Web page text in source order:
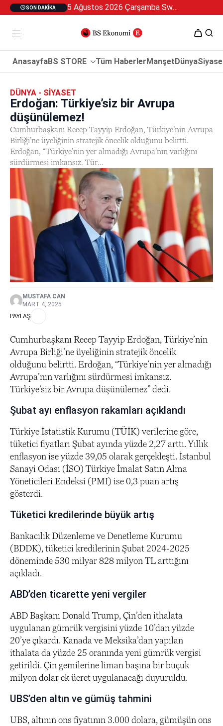
SON DAKIKA 5 Ağustos 2026 Çarşamba Swan Özel 2
AnasayfaBS STORE Tüm HaberlerManşetDünya
DÜNYA - SIYASET
Erdoğan: Türkiye’siz bir Avrupa
düşünülemez!
Cumhurbaşkanı Recep Tayyip Erdoğan, Türkiye’nin Avrupa
Birliği’ne üyeliğinin stratejik öncelik olduğunu belirtti.
Erdoğan, “Türkiye’nin yer almadığı Avrupa’nın varlığını
sürdürmesi imkansız. Tür...
MUSTAFA CAN
MART 4, 2025
PAYLAŞ
Cumhurbaşkanı Recep Tayyip Erdoğan, Türkiye’nin
Avrupa Birliği’ne üyeliğinin stratejik öncelik
olduğunu belirtti. Erdoğan, “Türkiye’nin yer almadığı
Avrupa’nın varlığını sürdürmesi imkansız.
Türkiye’siz bir Avrupa düşünülemez” dedi.
Şubat ayı enflasyon rakamları açıklandı
Türkiye İstatistik Kurumu (TÜİK) verilerine göre,
tüketici fiyatları Şubat ayında yüzde 2,27 arttı. Yıllık
enflasyon ise yüzde 39,05 olarak gerçekleşti. İstanbul
Sanayi Odası (İSO) Türkiye İmalat Satın Alma
Yöneticileri Endeksi (PMI) ise 0,3 puan artış
gösterdi.
Tüketici kredilerinde büyük artış
Bankacılık Düzenleme ve Denetleme Kurumu
(BDDK), tüketici kredilerinin Şubat 2024-2025
döneminde 530 milyar 828 milyon TL arttığını
açıkladı.
ABD’den ticarette yeni vergiler
ABD Başkanı Donald Trump, Çin’den ithalata
uygulanan gümrük vergisini yüzde 10’dan yüzde
20’ye çıkardı. Kanada ve Meksika’dan yapılan
ithalata da yüzde 25 oranında yeni gümrük vergisi
getirildi. Çin gemilerine liman başına bir buçuk
milyon dolar ek ücret uygulanacağı duyuruldu.
UBS’den altın ve gümüş tahmini
UBS, altının ons fiyatının 3.000 dolara, gümüşün ons